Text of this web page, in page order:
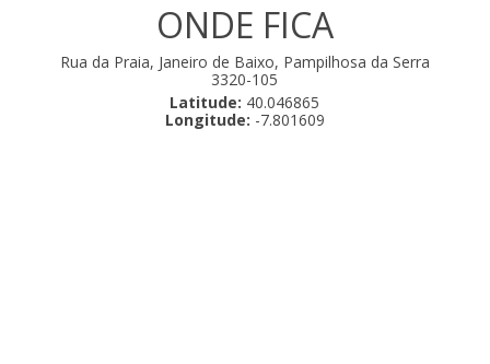
ONDE FICA
Rua da Praia, Janeiro de Baixo, Pampilhosa da Serra
3320-105
Latitude: 40.046865
Longitude: -7.801609